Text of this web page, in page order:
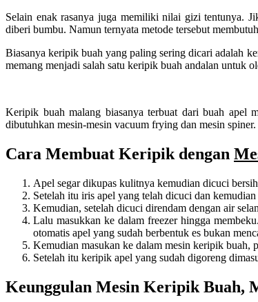
Selain enak rasanya juga memiliki nilai gizi tentunya.
diberi bumbu. Namun ternyata metode tersebut
Biasanya keripik buah yang paling sering dicari adalah
memang menjadi salah satu keripik buah andalan untuk
Keripik buah malang biasanya terbuat dari buah apel
dibutuhkan mesin-mesin vacuum frying dan mesin spiner.
Cara Membuat Keripik dengan
Apel segar dikupas kulitnya kemudian dicuci
Setelah itu iris apel yang telah dicuci dan
Kemudian, setelah dicuci direndam dengan air
Lalu masukkan ke dalam freezer hingga
otomatis apel yang sudah berbentuk es bukan
Kemudian masukan ke dalam mesin keripik buah,
Setelah itu keripik apel yang sudah digoreng
Keunggulan Mesin Keripik Buah,